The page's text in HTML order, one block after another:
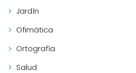
Jardín
Ofimática
Ortografía
Salud